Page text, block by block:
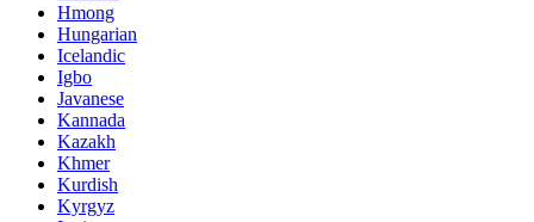
Hmong
Hungarian
Icelandic
Igbo
Javanese
Kannada
Kazakh
Khmer
Kurdish
Kyrgyz